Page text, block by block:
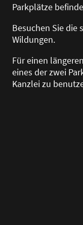
Parkplätze
Besuchen Sie die
Wildungen.
Für einen
eines der zwei
Kanzlei zu